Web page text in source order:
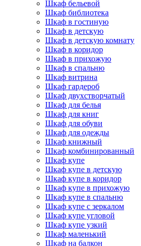
Шкаф бельевой
Шкаф библиотека
Шкаф в гостиную
Шкаф в детскую
Шкаф в детскую комнату
Шкаф в коридор
Шкаф в прихожую
Шкаф в спальню
Шкаф витрина
Шкаф гардероб
Шкаф двухстворчатый
Шкаф для белья
Шкаф для книг
Шкаф для обуви
Шкаф для одежды
Шкаф книжный
Шкаф комбинированный
Шкаф купе
Шкаф купе в детскую
Шкаф купе в коридор
Шкаф купе в прихожую
Шкаф купе в спальню
Шкаф купе с зеркалом
Шкаф купе угловой
Шкаф купе узкий
Шкаф маленький
Шкаф на балкон